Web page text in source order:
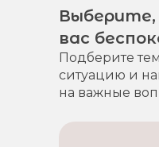
вас
Подберите
ситуацию и
на важные